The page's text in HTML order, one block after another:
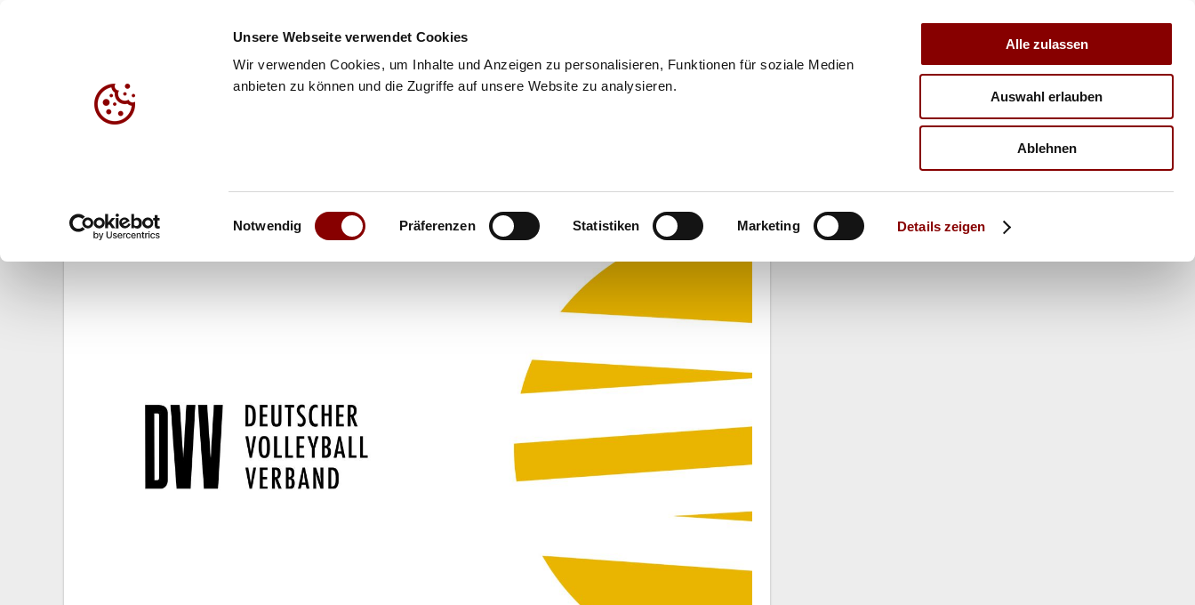
Unsere Webseite verwendet Cookies
Wir verwenden Cookies, um Inhalte und Anzeigen zu personalisieren, Funktionen für soziale Medien
anbieten zu können und die Zugriffe auf unsere Website zu analysieren.
Einwilligungsauswahl
Notwendig Präferenzen Statistiken Marketing Details zeigen
Alle zulassen
Auswahl erlauben
Ablehnen
VERBAND TRAINER
U18-EM: EM-Abenteuer in Bulgarien beginnt